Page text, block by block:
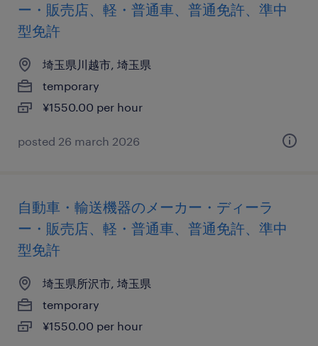
ー・販売店、軽・普通車、普通免許、準中
型免許
埼玉県川越市, 埼玉県
temporary
¥1550.00 per hour
posted 26 march 2026
自動車・輸送機器のメーカー・ディーラ
ー・販売店、軽・普通車、普通免許、準中
型免許
埼玉県所沢市, 埼玉県
temporary
¥1550.00 per hour